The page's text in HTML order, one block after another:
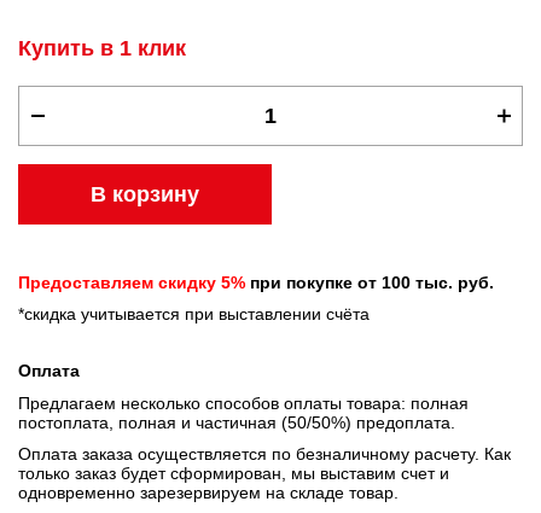
Купить в 1 клик
В корзину
Предоставляем скидку 5% при покупке от 100 тыс. руб.
*скидка учитывается при выставлении счёта
Оплата
Предлагаем несколько способов оплаты товара: полная
постоплата, полная и частичная (50/50%) предоплата.
Оплата заказа осуществляется по безналичному расчету. Как
только заказ будет сформирован, мы выставим счет и
одновременно зарезервируем на складе товар.